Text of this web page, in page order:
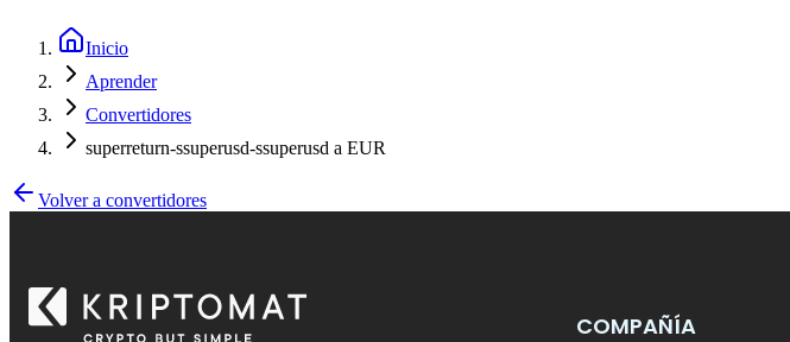
Inicio
Aprender
Convertidores
superreturn-ssuperusd-ssuperusd a EUR
Volver a convertidores
COMPAÑÍA